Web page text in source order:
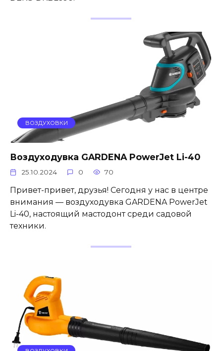
ВОЗДУХОВКИ
Воздуходувка GARDENA PowerJet Li-40
25.10.2024 0 70
Привет-привет, друзья! Сегодня у нас в центре
внимания — воздуходувка GARDENA PowerJet
Li-40, настоящий мастодонт среди садовой
техники.